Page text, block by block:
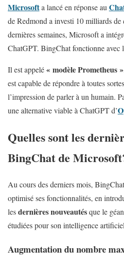
Microsofta lancé en réponse au
de Redmond a investi 10 milliards
dernières semaines, Microsoft a
ChatGPT. BingChat fonctionne avec
Il est appelé« modèle Prometheus »
est capable de répondre à toutes
l’impression de parler à un humain.
une alternative viable à ChatGPT d’
Quelles sont les
BingChat de
Au cours des derniers mois,
optimisé ses fonctionnalités, en
lesdernières nouveautésque le
étudiées pour son intelligence
Augmentation du nombre